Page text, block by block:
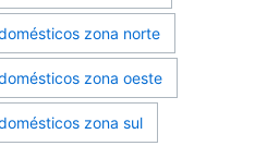
zona norte
zona oeste
zona sul